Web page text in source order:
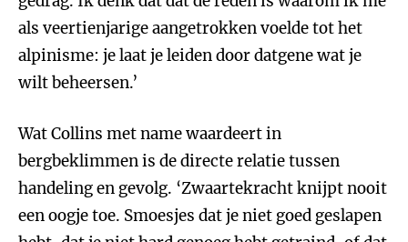
als veertienjarige aangetrokken voelde tot het
alpinisme: je laat je leiden door datgene wat je
wilt beheersen.’
Wat Collins met name waardeert in
bergbeklimmen is de directe relatie tussen
handeling en gevolg. ‘Zwaartekracht knijpt nooit
een oogje toe. Smoesjes dat je niet goed geslapen